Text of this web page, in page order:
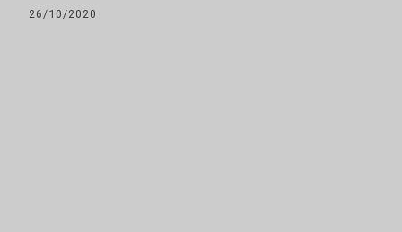
26/10/2020